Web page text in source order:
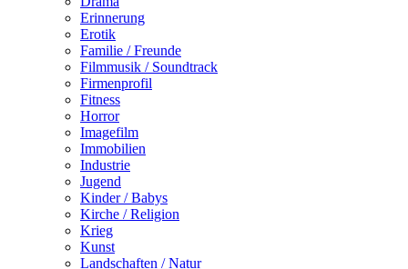
Erinnerung
Erotik
Familie / Freunde
Filmmusik / Soundtrack
Firmenprofil
Fitness
Horror
Imagefilm
Immobilien
Industrie
Jugend
Kinder / Babys
Kirche / Religion
Krieg
Kunst
Landschaften / Natur